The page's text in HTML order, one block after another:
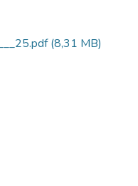
(8,31 MB)